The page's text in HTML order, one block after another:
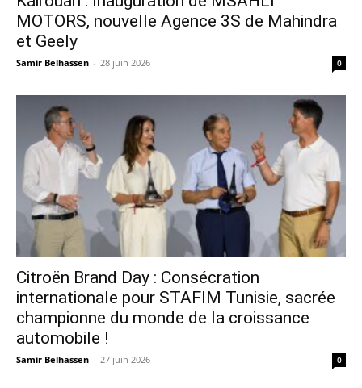
MOTORS, nouvelle Agence 3S de Mahindra
et Geely
Samir Belhassen - 28 juin 2026 0
Citroën Brand Day : Consécration
internationale pour STAFIM Tunisie, sacrée
championne du monde de la croissance
automobile !
Samir Belhassen - 27 juin 2026 0